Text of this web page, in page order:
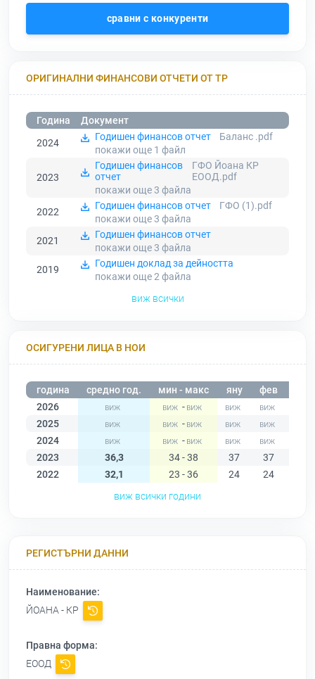
сравни с конкуренти
ОРИГИНАЛНИ ФИНАНСОВИ ОТЧЕТИ ОТ ТР
Година
Документ
2024
Годишен финансов отчет
Баланс .pdf
покажи още 1 файл
2023
Годишен финансов
отчет
ГФО Йоана КР
ЕООД.pdf
покажи още 3 файла
2022
Годишен финансов отчет
ГФО (1).pdf
покажи още 3 файла
2021
Годишен финансов отчет
покажи още 3 файла
2019
Годишен доклад за дейността
покажи още 2файла
виж всички
ОСИГУРЕНИ ЛИЦА В НОИ
година средно год. мин - макс яну фев
2026
-
2025
-
2024
-
2023
36,3 34 - 38 37 37
2022
32,1 23 - 36 24 24
виж всички години
РЕГИСТЪРНИ ДАННИ
Наименование:
ЙОАНА - КР
Правна форма:
ЕООД